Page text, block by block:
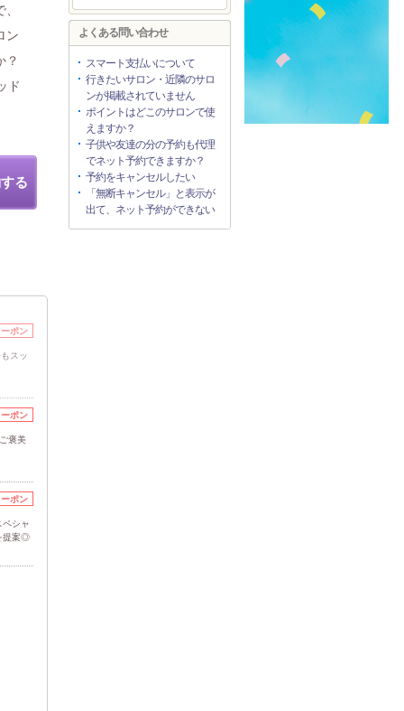
ン
？
ド
る
ポン
スッ
ポン
褒美
ポン
ペシャ
提案◎
よくある問い合わせ
スマート支払いについて
行きたいサロン・近隣のサロ
ンが掲載されていません
ポイントはどこのサロンで使
えますか？
子供や友達の分の予約も代理
でネット予約できますか？
予約をキャンセルしたい
「無断キャンセル」と表示が
出て、ネット予約ができない